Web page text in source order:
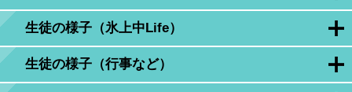
生徒の様子（氷上中Life）
生徒の様子（行事など）